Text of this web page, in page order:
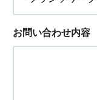
お問い合わせ内容